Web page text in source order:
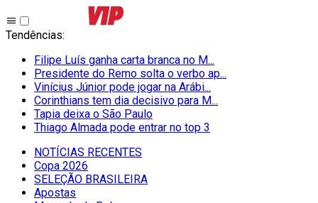
Tendências:
Filipe Luís ganha carta branca no M...
Presidente do Remo solta o verbo ap...
Vinícius Júnior pode jogar na Arábi...
Corinthians tem dia decisivo para M...
Tapia deixa o São Paulo
Thiago Almada pode entrar no top 3
NOTÍCIAS RECENTES
Copa 2026
SELEÇÃO BRASILEIRA
Apostas